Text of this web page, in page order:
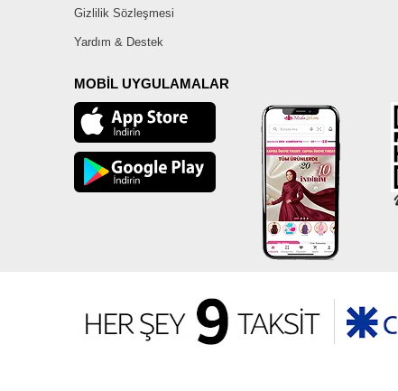
Gizlilik Sözleşmesi
Yardım & Destek
MOBİL UYGULAMALAR